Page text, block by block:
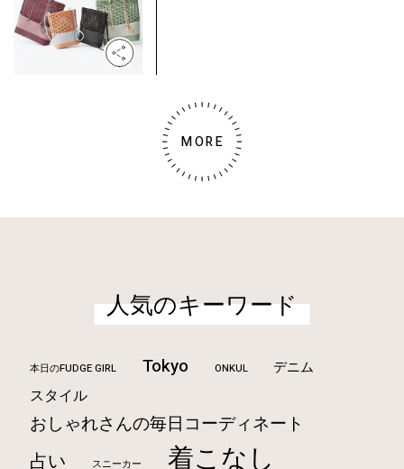
MORE
人気のキーワード
本日のFUDGE GIRL Tokyo ONKUL デニム
スタイル
おしゃれさんの毎日コーディネート
占い スニーカー 着こなし